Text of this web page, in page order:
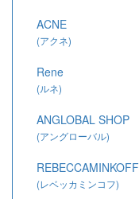
ACNE
(アクネ)
Rene
(ルネ)
ANGLOBAL SHOP
(アングローバル)
REBECCAMINKOFF
(レベッカミンコフ)